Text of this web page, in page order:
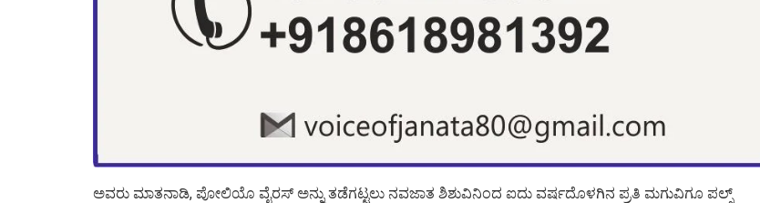
ಅವರು ಮಾತನಾಡಿ, ಪೋಲಿಯೊ ವೈರಸ್ ಅನ್ನು ತಡೆಗಟ್ಟಲು ನವಜಾತ ಶಿಶುವಿನಿಂದ ಐದು ವರ್ಷದೊಳಗಿನ ಪ್ರತಿ ಮಗುವಿಗೂ ಪಲ್ಸ್